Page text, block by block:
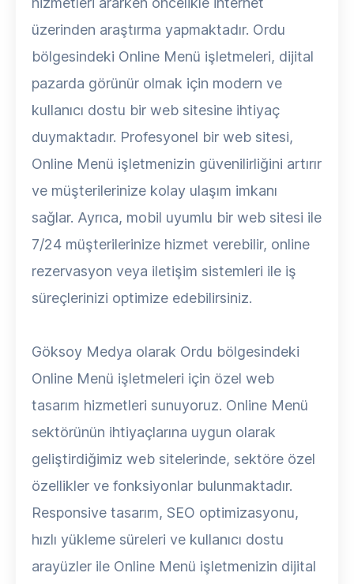
üzerinden araştırma yapmaktadır. Ordu
bölgesindeki Online Menü işletmeleri, dijital
pazarda görünür olmak için modern ve
kullanıcı dostu bir web sitesine ihtiyaç
duymaktadır. Profesyonel bir web sitesi,
Online Menü işletmenizin güvenilirliğini artırır
ve müşterilerinize kolay ulaşım imkanı
sağlar. Ayrıca, mobil uyumlu bir web sitesi ile
7/24 müşterilerinize hizmet verebilir, online
rezervasyon veya iletişim sistemleri ile iş
süreçlerinizi optimize edebilirsiniz.
Göksoy Medya olarak Ordu bölgesindeki
Online Menü işletmeleri için özel web
tasarım hizmetleri sunuyoruz. Online Menü
sektörünün ihtiyaçlarına uygun olarak
geliştirdiğimiz web sitelerinde, sektöre özel
özellikler ve fonksiyonlar bulunmaktadır.
Responsive tasarım, SEO optimizasyonu,
hızlı yükleme süreleri ve kullanıcı dostu
arayüzler ile Online Menü işletmenizin dijital